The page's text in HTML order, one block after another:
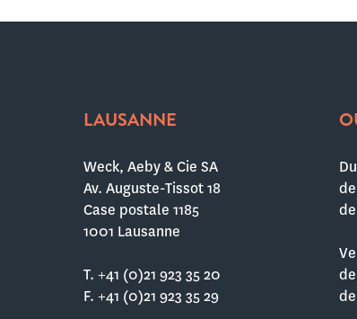
LAUSANNE
Weck, Aeby & Cie SA
Av. Auguste-Tissot 18
Case postale 1185
1001 Lausanne
T. +41 (0)21 923 35 20
F. +41 (0)21 923 35 29